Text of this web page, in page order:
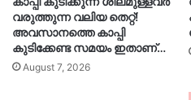
വരുത്തുന്ന വലിയ തെറ്റ്!
അവസാനത്തെ കാപ്പി
കുടിക്കേണ്ട സമയം ഇതാണ്…
August 7, 2026